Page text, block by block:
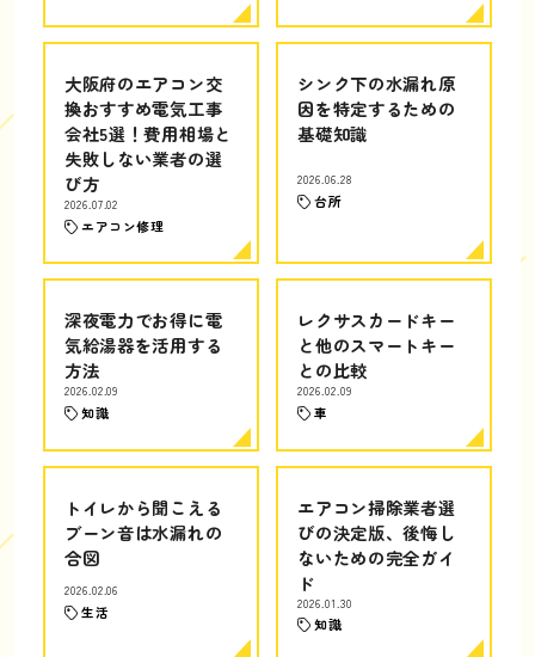
大阪府のエアコン交
換おすすめ電気工事
会社5選！費用相場と
失敗しない業者の選
び方
2026.07.02
エアコン修理
シンク下の水漏れ原
因を特定するための
基礎知識
2026.06.28
台所
深夜電力でお得に電
気給湯器を活用する
方法
2026.02.09
知識
レクサスカードキー
と他のスマートキー
との比較
2026.02.09
車
トイレから聞こえる
ブーン音は水漏れの
合図
2026.02.06
生活
エアコン掃除業者選
びの決定版、後悔し
ないための完全ガイ
ド
2026.01.30
知識